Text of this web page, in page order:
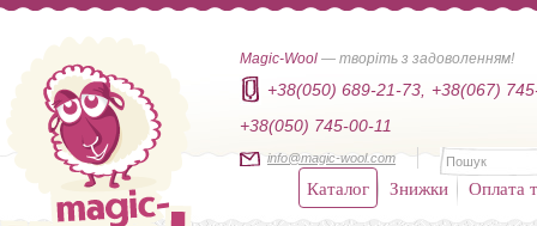
Magic-Wool — творіть з задоволенням!
+38(050) 689-21-73,
+38(067)
+38(050) 745-00-11
info@magic-wool.com
Каталог Знижки Оплата